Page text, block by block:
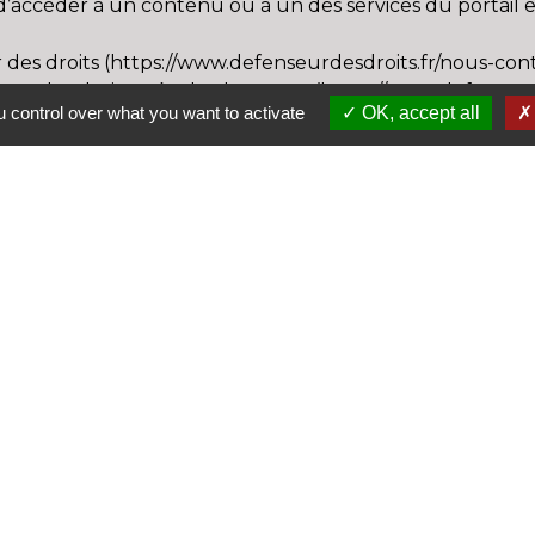
à un contenu ou à un des services du portail
des droits (https://www.defenseurdesdroits.fr/nous-
des droits près de chez vous (https://
ne pas mettre de timbre) Défenseur des droits
over what you want to activate OK, accept all